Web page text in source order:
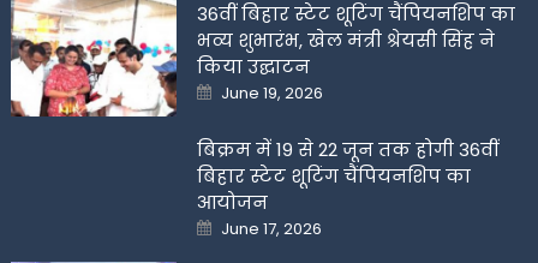
36वीं बिहार स्टेट शूटिंग चैंपियनशिप का
भव्य शुभारंभ, खेल मंत्री श्रेयसी सिंह ने
किया उद्घाटन
Posted
on
June 19, 2026
बिक्रम में 19 से 22 जून तक होगी 36वीं
बिहार स्टेट शूटिंग चैंपियनशिप का
आयोजन
Posted
on
June 17, 2026